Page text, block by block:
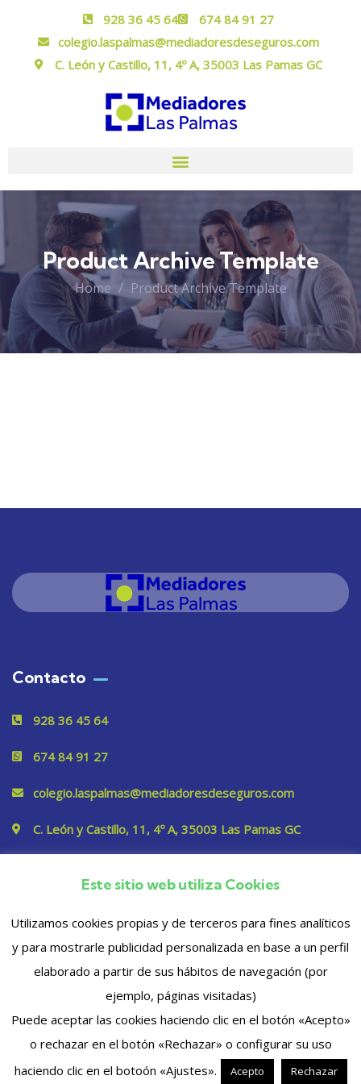
928 36 45 64
674 84 91 27
colegio.laspalmas@mediadoresdeseguros.com
C. León y Castillo, 11, 4º A, 35003 Las Pamas GC
Product Archive Template
Home Product Archive Template
Contacto
928 36 45 64
674 84 91 27
colegio.laspalmas@mediadoresdeseguros.com
C. León y Castillo, 11, 4º A, 35003 Las Pamas GC
Privacidad
© 2023 Copyrights. Todos los derechos reservados
Este sitio web utiliza Cookies
Utilizamos cookies propias y de terceros para fines analíticos
y para mostrarle publicidad personalizada en base a un perfil
elaborado a partir de sus hábitos de navegación (por
ejemplo, páginas visitadas)
Puede aceptar las cookies haciendo clic en el botón «Acepto»
o rechazar en el botón «Rechazar» o configurar su uso
haciendo clic en el botoón «Ajustes».
Acepto Rechazar